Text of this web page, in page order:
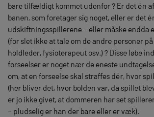
bare tilfældigt kommet udenfor ? Er det én af
banen, som foretager sig noget, eller er det
udskiftningsspillerene – eller måske endda
(for slet ikke at tale om de andre personer
holdleder, fysioterapeut osv.) ? Disse løbe
forseelser er noget nær de eneste
om, at en forseelse skal straffes dér, hvor
(her bliver det, hvor bolden var, da spillet
er jo ikke givet, at dommeren har set
– pludselig er han der bare eller er væk).